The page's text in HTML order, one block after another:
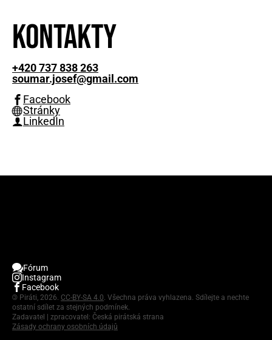
Kontakty
+420 737 838 263
soumar.josef@gmail.com
Facebook
Stránky
LinkedIn
Fórum
Instagram
Facebook
© Piráti, 2026. CC-BY-SA 4.0. Všechna práva vyhlazena. Sdílejte a nechte
ostatní sdílet za stejných podmínek.
Zadavatel | zpracovatel: Česká pirátská strana
Zásady ochrany osobních údajů